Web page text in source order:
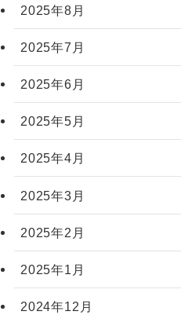
2025年8月
2025年7月
2025年6月
2025年5月
2025年4月
2025年3月
2025年2月
2025年1月
2024年12月